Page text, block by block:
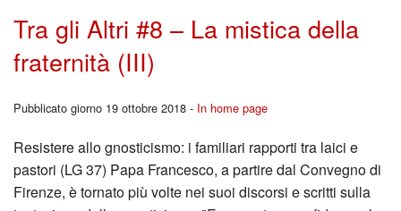
Tra gli Altri #8 – La mistica della
fraternità (III)
Pubblicato giorno 19 ottobre 2018 - In home page
Resistere allo gnosticismo: i familiari rapporti tra laici e
pastori (LG 37) Papa Francesco, a partire dal Convegno di
Firenze, è tornato più volte nei suoi discorsi e scritti sulla